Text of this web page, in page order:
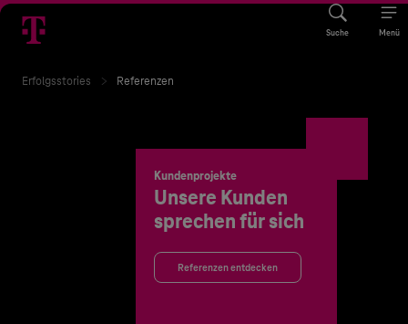
Suche Menü
Erfolgsstories Referenzen
Kundenprojekte
Unsere Kunden
sprechen für sich
Referenzen entdecken